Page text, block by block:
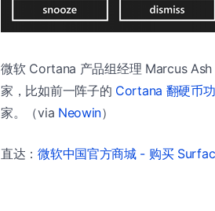
微软 Cortana 产品组经理 Marcus Ash
家，比如前一阵子的 Cortana 翻硬币
家。（via Neowin）
直达：微软中国官方商城 - 购买